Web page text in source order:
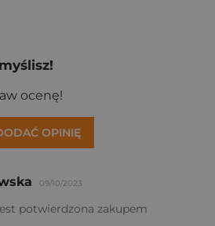
ocenę!
OPINIĘ
09/10/2023
potwierdzona zakupem